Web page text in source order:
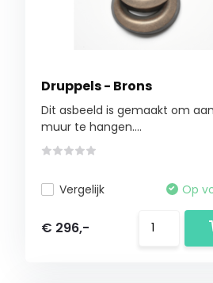
Druppels - Brons
Dit asbeeld is gemaakt om
muur te hangen....
Vergelijk Op
€ 296,-